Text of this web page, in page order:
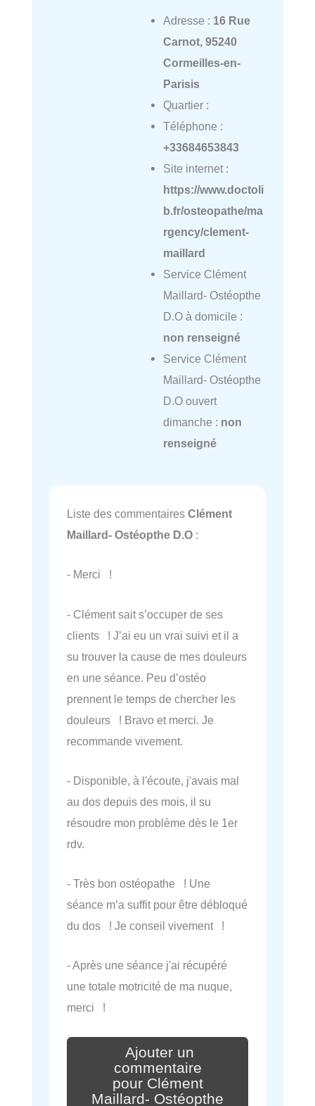
Adresse : 16 Rue
Carnot, 95240
Cormeilles-en-
Parisis
Quartier :
Téléphone :
+33684653843
Site internet :
https://www.doctoli
b.fr/osteopathe/ma
rgency/clement-
maillard
Service Clément
Maillard- Ostéopthe
D.O à domicile :
non renseigné
Service Clément
Maillard- Ostéopthe
D.O ouvert
dimanche : non
renseigné
Liste des commentaires Clément
Maillard- Ostéopthe D.O :
- Merci !
- Clément sait s’occuper de ses
clients ! J’ai eu un vrai suivi et il a
su trouver la cause de mes douleurs
en une séance. Peu d’ostéo
prennent le temps de chercher les
douleurs ! Bravo et merci. Je
recommande vivement.
- Disponible, à l'écoute, j'avais mal
au dos depuis des mois, il su
résoudre mon problème dès le 1er
rdv.
- Très bon ostéopathe ! Une
séance m’a suffit pour être débloqué
du dos ! Je conseil vivement !
- Après une séance j'ai récupéré
une totale motricité de ma nuque,
merci !
Ajouter un
commentaire
pour Clément
Maillard- Ostéopthe